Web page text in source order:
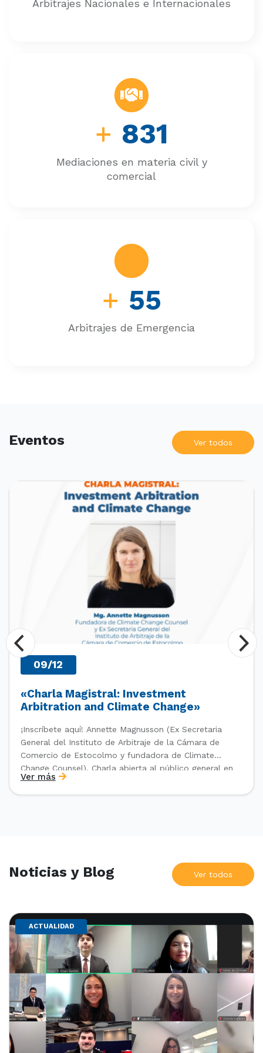
Arbitrajes Nacionales e Internacionales
+ 831
Mediaciones en materia civil y
comercial
+ 55
Arbitrajes de Emergencia
Eventos Ver todos
PRÓXIMOS EVENTOS
09/12
«Charla Magistral: Investment
Arbitration and Climate Change»
¡Inscríbete aquí! Annette Magnusson (Ex Secretaria
General del Instituto de Arbitraje de la Cámara de
Comercio de Estocolmo y fundadora de Climate
Change Counsel). Charla abierta al público general en
el marco del IV Diploma de Postítulo en Arbitraje
Nacional y Comercial Internacional, organizado por el
Ver más
Noticias y Blog Ver todos
ACTUALIDAD